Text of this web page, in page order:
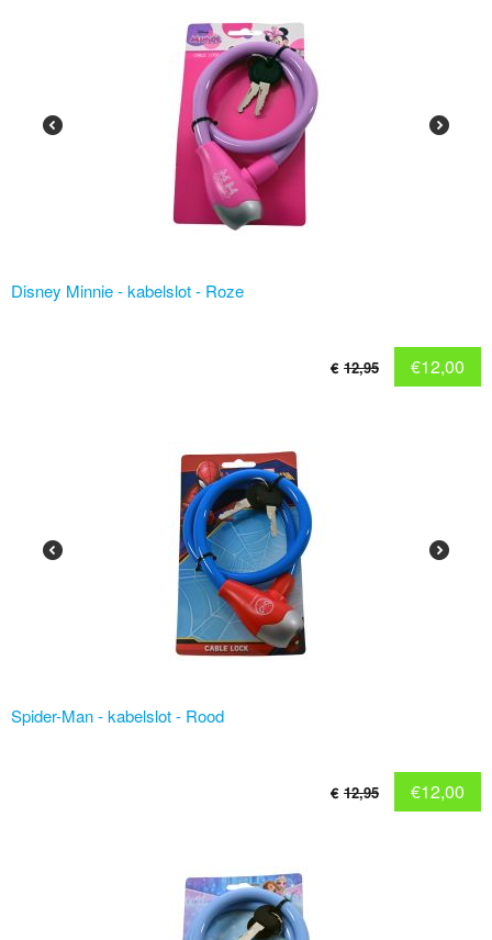
Disney Minnie - kabelslot - Roze
€ 12,95 €12,00
Spider-Man - kabelslot - Rood
€ 12,95 €12,00